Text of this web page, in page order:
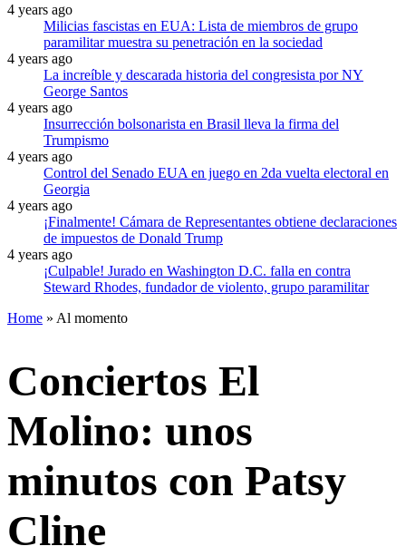
4 years ago
Milicias fascistas en EUA: Lista de miembros de grupo
paramilitar muestra su penetración en la sociedad
4 years ago
La increíble y descarada historia del congresista por NY
George Santos
4 years ago
Insurrección bolsonarista en Brasil lleva la firma del
Trumpismo
4 years ago
Control del Senado EUA en juego en 2da vuelta electoral en
Georgia
4 years ago
¡Finalmente! Cámara de Representantes obtiene declaraciones
de impuestos de Donald Trump
4 years ago
¡Culpable! Jurado en Washington D.C. falla en contra
Steward Rhodes, fundador de violento, grupo paramilitar
Home » Al momento
Conciertos El
Molino: unos
minutos con Patsy
Cline